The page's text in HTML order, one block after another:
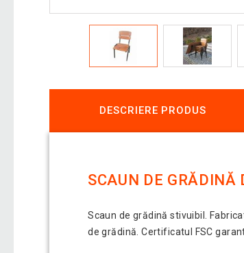
DESCRIERE PRODUS
SCAUN DE
Scaun de grădină stivuibil.
de grădină. Certificatul FSC